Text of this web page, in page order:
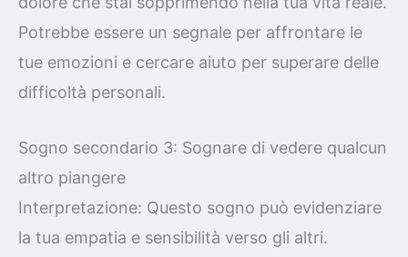
Potrebbe essere un segnale per affrontare le
tue emozioni e cercare aiuto per superare delle
difficoltà personali.
Sogno secondario 3: Sognare di vedere qualcun
altro piangere
Interpretazione: Questo sogno può evidenziare
la tua empatia e sensibilità verso gli altri.